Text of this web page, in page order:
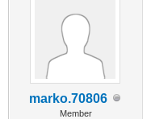
marko.70806
Member